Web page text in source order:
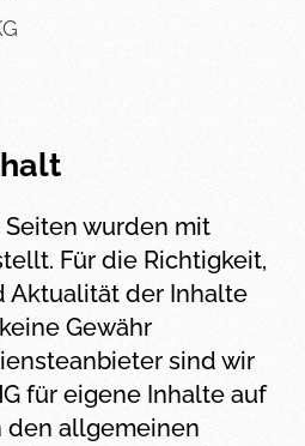
wurden mit
Für die Richtigkeit,
Aktualität der Inhalte
Gewähr
sind wir
für eigene Inhalte auf
den allgemeinen